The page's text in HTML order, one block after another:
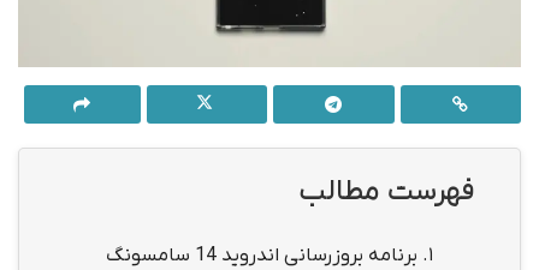
فهرست مطالب
1. برنامه بروزرسانی اندروید 14 سامسونگ